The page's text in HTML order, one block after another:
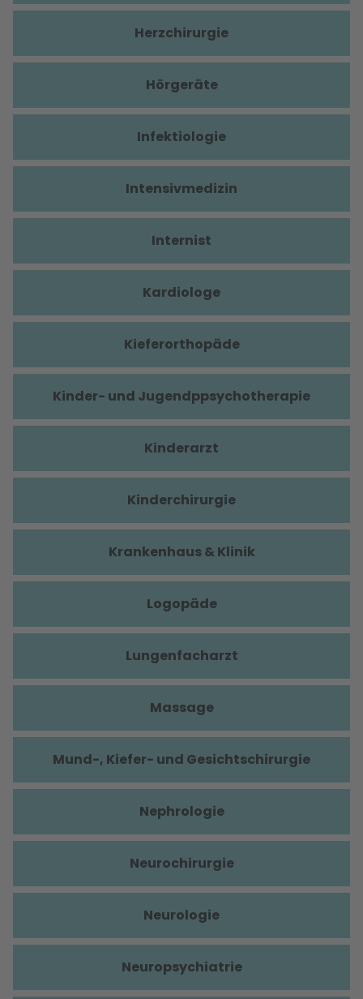
Herzchirurgie
Hörgeräte
Infektiologie
Intensivmedizin
Internist
Kardiologe
Kieferorthopäde
Kinder- und Jugendppsychotherapie
Kinderarzt
Kinderchirurgie
Krankenhaus & Klinik
Logopäde
Lungenfacharzt
Massage
Mund-, Kiefer- und Gesichtschirurgie
Nephrologie
Neurochirurgie
Neurologie
Neuropsychiatrie